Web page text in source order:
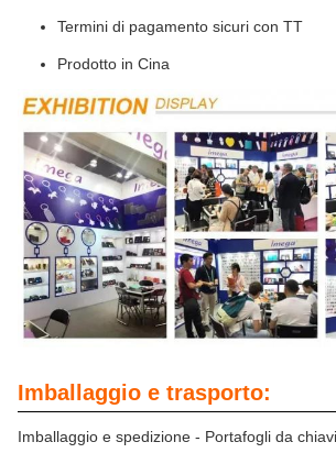
Termini di pagamento sicuri con TT
Prodotto in Cina
Imballaggio e trasporto:
Imballaggio e spedizione - Portafogli da